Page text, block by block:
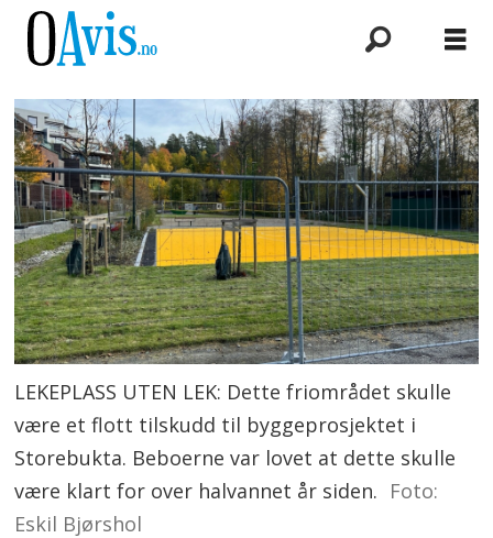
LEKEPLASS UTEN LEK: Dette friområdet skulle
være et flott tilskudd til byggeprosjektet i
Storebukta. Beboerne var lovet at dette skulle
være klart for over halvannet år siden. Foto:
Eskil Bjørshol